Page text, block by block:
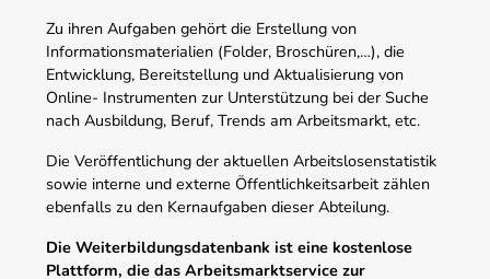
Zu ihren Aufgaben gehört die Erstellung von
Informationsmaterialien (Folder, Broschüren,…), die
Entwicklung, Bereitstellung und Aktualisierung von
Online- Instrumenten zur Unterstützung bei der Suche
nach Ausbildung, Beruf, Trends am Arbeitsmarkt, etc.
Die Veröffentlichung der aktuellen Arbeitslosenstatistik
sowie interne und externe Öffentlichkeitsarbeit zählen
ebenfalls zu den Kernaufgaben dieser Abteilung.
Die Weiterbildungsdatenbank ist eine kostenlose
Plattform, die das Arbeitsmarktservice zur